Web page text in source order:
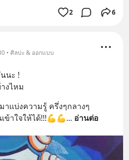
2 6
• ศิลปะ & ออกแบบ
นะ !
งไหม
าเเบ่งความรู้ ครึ่งๆกลางๆ
ข้าใจให้ได้!!!💪💪... อ่านต่อ